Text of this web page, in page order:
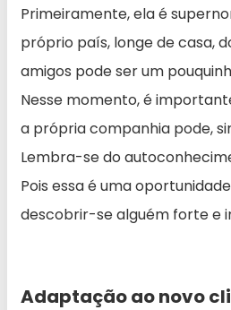
Primeiramente, ela é
próprio país, longe de casa,
amigos pode ser um
Nesse momento, é
a própria companhia pode,
Lembra-se do
Pois essa é uma
descobrir-se alguém forte e
Adaptação ao novo